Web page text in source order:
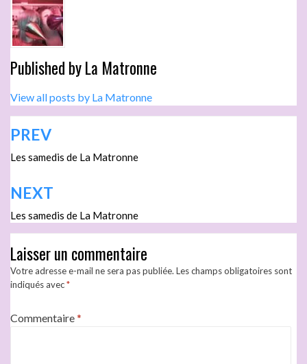
Published byLa Matronne
View all posts by La Matronne
PREV
Les samedis de La Matronne
NEXT
Les samedis de La Matronne
Laisser un commentaire
Votre adresse e-mail ne sera pas publiée. Les champs obligatoires sont
indiqués avec*
Commentaire*